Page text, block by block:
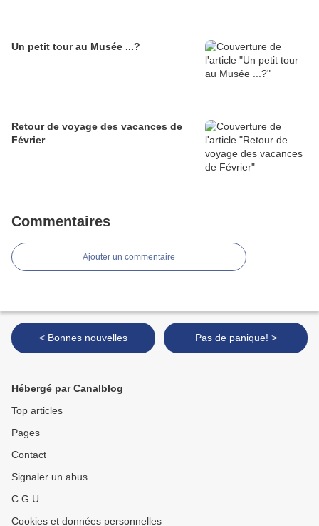
Un petit tour au Musée ...?
Retour de voyage des vacances de
Février
Commentaires
Ajouter un commentaire
< Bonnes nouvelles Pas de panique! >
Hébergé par Canalblog
Top articles
Pages
Contact
Signaler un abus
C.G.U.
Cookies et données personnelles